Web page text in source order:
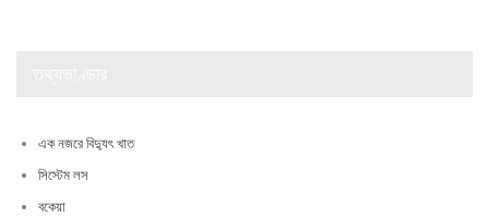
এক নজরে বিদ্যুৎ খাত
সিস্টেম লস
বকেয়া